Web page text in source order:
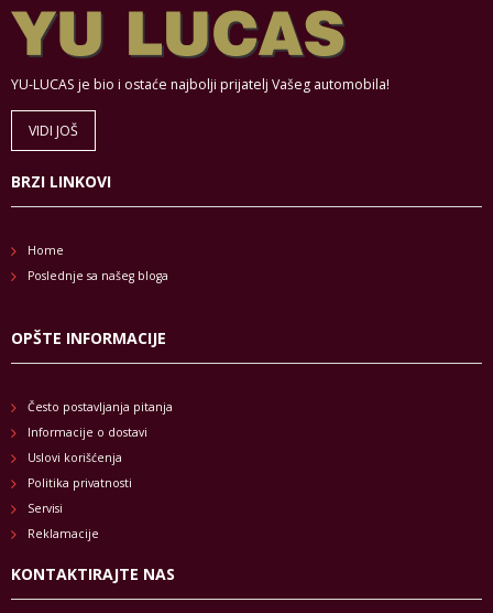
YU-LUCAS je bio i ostaće najbolji prijatelj Vašeg automobila!
VIDI JOŠ
BRZI LINKOVI
Home
Poslednje sa našeg bloga
OPŠTE INFORMACIJE
Često postavljanja pitanja
Informacije o dostavi
Uslovi korišćenja
Politika privatnosti
Servisi
Reklamacije
KONTAKTIRAJTE NAS